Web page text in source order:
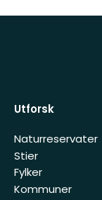
Utforsk
Naturreservater
Stier
Fylker
Kommuner